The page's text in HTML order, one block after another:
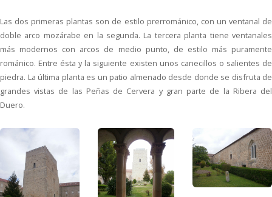
Las dos primeras plantas son de estilo prerrománico, con un ventanal de
doble arco mozárabe en la segunda. La tercera planta tiene ventanales
más modernos con arcos de medio punto, de estilo más puramente
románico. Entre ésta y la siguiente existen unos canecillos o salientes de
piedra. La última planta es un patio almenado desde donde se disfruta de
grandes vistas de las Peñas de Cervera y gran parte de la Ribera del
Duero.